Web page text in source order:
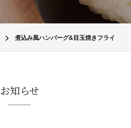
煮込み風ハンバーグ&目玉焼きフライ
お知らせ